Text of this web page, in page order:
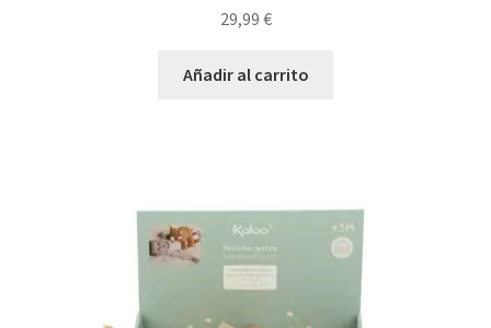
29,99 €
Añadir al carrito